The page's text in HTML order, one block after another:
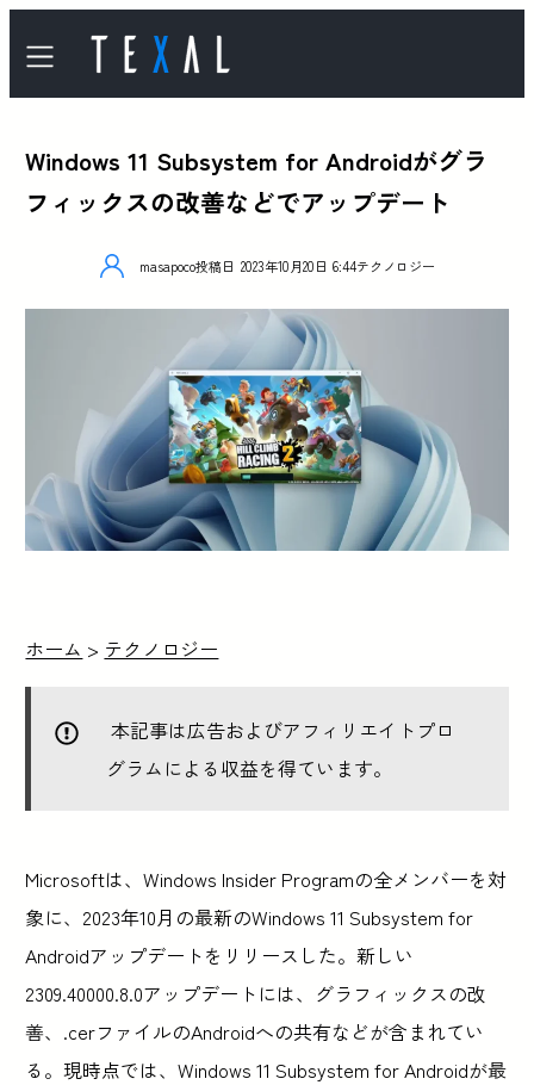
Windows 11 Subsystem for Androidがグラ
フィックスの改善などでアップデート
masapoco投稿日 2023年10月20日 6:44テクノロジー
ホーム > テクノロジー
本記事は広告およびアフィリエイトプロ
グラムによる収益を得ています。
Microsoftは、Windows Insider Programの全メンバーを対
象に、2023年10月の最新のWindows 11 Subsystem for
Androidアップデートをリリースした。新しい
2309.40000.8.0アップデートには、グラフィックスの改
善、.cerファイルのAndroidへの共有などが含まれてい
る。現時点では、Windows 11 Subsystem for Androidが最